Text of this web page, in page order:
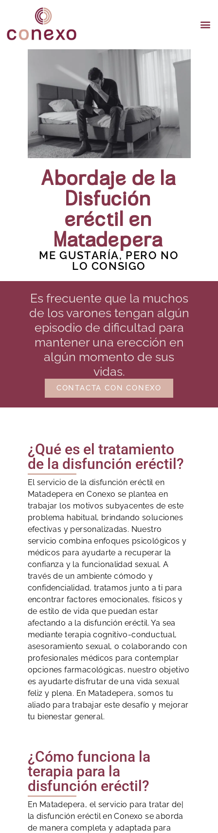
Abordaje de la
Disfución
eréctil en
Matadepera
ME GUSTARÍA, PERO NO
LO CONSIGO
Es frecuente que la muchos
de los varones tengan algún
episodio de dificultad para
mantener una erección en
algún momento de sus
vidas.
CONTACTA CON CONEXO
¿Qué es el tratamiento
de la disfunción eréctil?
El servicio de la disfunción eréctil en
Matadepera en Conexo se plantea en
trabajar los motivos subyacentes de este
problema habitual, brindando soluciones
efectivas y personalizadas. Nuestro
servicio combina enfoques psicológicos y
médicos para ayudarte a recuperar la
confianza y la funcionalidad sexual. A
través de un ambiente cómodo y
confidencialidad, tratamos junto a ti para
encontrar factores emocionales, físicos y
de estilo de vida que puedan estar
afectando a la disfunción eréctil. Ya sea
mediante terapia cognitivo-conductual,
asesoramiento sexual, o colaborando con
profesionales médicos para contemplar
opciones farmacológicas, nuestro objetivo
es ayudarte disfrutar de una vida sexual
feliz y plena. En Matadepera, somos tu
aliado para trabajar este desafío y mejorar
tu bienestar general.
¿Cómo funciona la
terapia para la
disfunción eréctil?
En Matadepera, el servicio para tratar de|
la disfunción eréctil en Conexo se aborda
de manera completa y adaptada para